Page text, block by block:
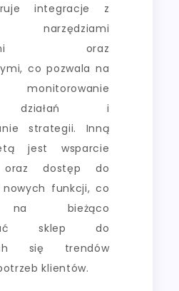
integracje z
narzędziami
oraz
co pozwala na
monitorowanie
działań i
strategii. Inną
jest wsparcie
oraz dostęp do
funkcji, co
na bieżąco
sklep do
się trendów
klientów.